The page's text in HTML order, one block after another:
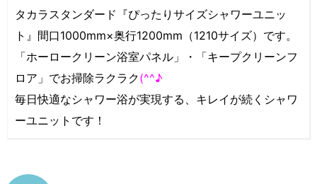
タカラスタンダード『ぴったりサイズシャワーユニッ
ト』間口1000mm×奥行1200mm（1210サイズ）です。
「ホーロークリーン浴室パネル」・「キープクリーンフ
ロア」でお掃除ラクラク(^^♪
毎日快適なシャワー浴が実現する、キレイが続くシャワ
ーユニットです！